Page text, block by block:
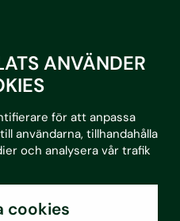
ANVÄNDER
för att anpassa
användarna, tillhandahålla
och analysera vår trafik
cookies